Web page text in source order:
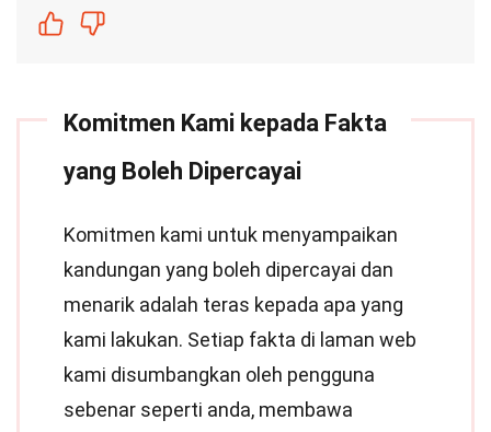
Komitmen Kami kepada Fakta
yang Boleh Dipercayai
Komitmen kami untuk menyampaikan
kandungan yang boleh dipercayai dan
menarik adalah teras kepada apa yang
kami lakukan. Setiap fakta di laman web
kami disumbangkan oleh pengguna
sebenar seperti anda, membawa